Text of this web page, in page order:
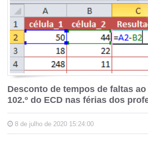
Desconto de tempos de faltas
102.º do ECD nas férias dos
8 de julho de 2020 15:24:00